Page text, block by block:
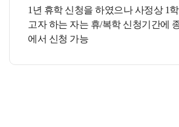
1년 휴학 신청을 하였으나 사정상 1
고자 하는 자는 휴/복학 신청기간에
에서 신청 가능